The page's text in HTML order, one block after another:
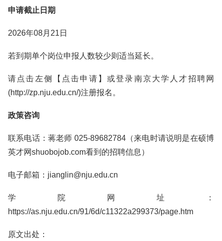
申请截止日期
2026年08月21日
若到期单个岗位申报人数较少则适当延长。
请点击左侧【点击申请】或登录南京大学人才招聘网
(http://zp.nju.edu.cn/)注册报名。
政策咨询
联系电话：蒋老师 025-89682784（来电时请说明是在硕博
英才网shuobojob.com看到的招聘信息）
电子邮箱：jianglin@nju.edu.cn
学院网址：
https://as.nju.edu.cn/91/6d/c11322a299373/page.htm
原文出处：